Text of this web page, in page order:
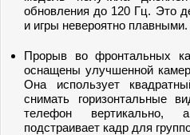
обновления до 120 Гц. Это
и игры невероятно плавными.
Прорыв во фронтальных
оснащены улучшенной
Она использует
снимать горизонтальные
телефон вертикально,
подстраивает кадр для